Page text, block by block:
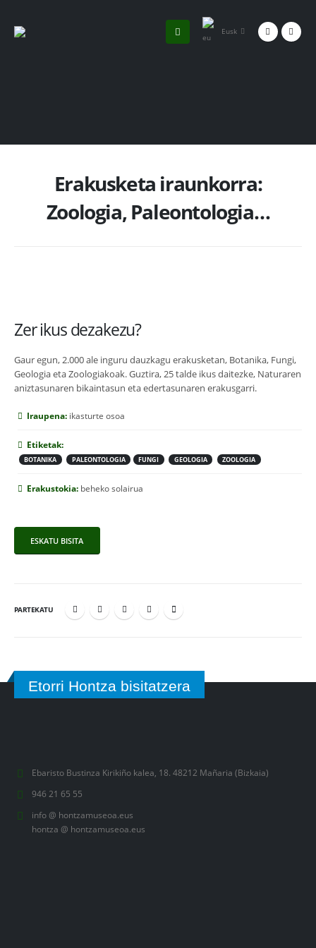
Eusk
Erakusketa iraunkorra:
Zoologia, Paleontologia…
Zer ikus dezakezu?
Gaur egun, 2.000 ale inguru dauzkagu erakusketan, Botanika, Fungi,
Geologia eta Zoologiakoak. Guztira, 25 talde ikus daitezke, Naturaren
aniztasunaren bikaintasun eta edertasunaren erakusgarri.
Iraupena: ikasturte osoa
Etiketak:
BOTANIKA PALEONTOLOGIA FUNGI GEOLOGIA ZOOLOGIA
Erakustokia: beheko solairua
ESKATU BISITA
PARTEKATU
Etorri Hontza bisitatzera
Ebaristo Bustinza Kirikiño kalea, 18. 48212 Mañaria (Bizkaia)
946 21 65 55
info @ hontzamuseoa.eus
hontza @ hontzamuseoa.eus